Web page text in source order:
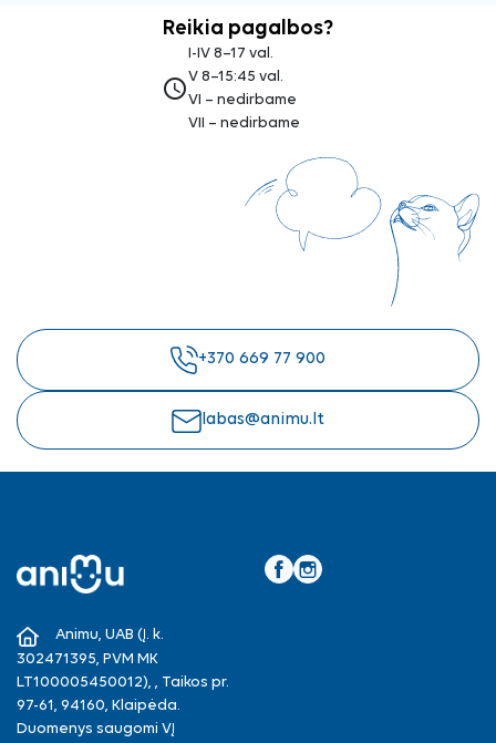
Reikia pagalbos?
access_time
I-IV 8–17 val.
V 8–15:45 val.
VI – nedirbame
VII – nedirbame
+370 669 77 900
labas@animu.lt
Animu, UAB (Į. k.
302471395, PVM MK
LT100005450012), , Taikos pr.
97-61, 94160, Klaipėda.
Duomenys saugomi VĮ